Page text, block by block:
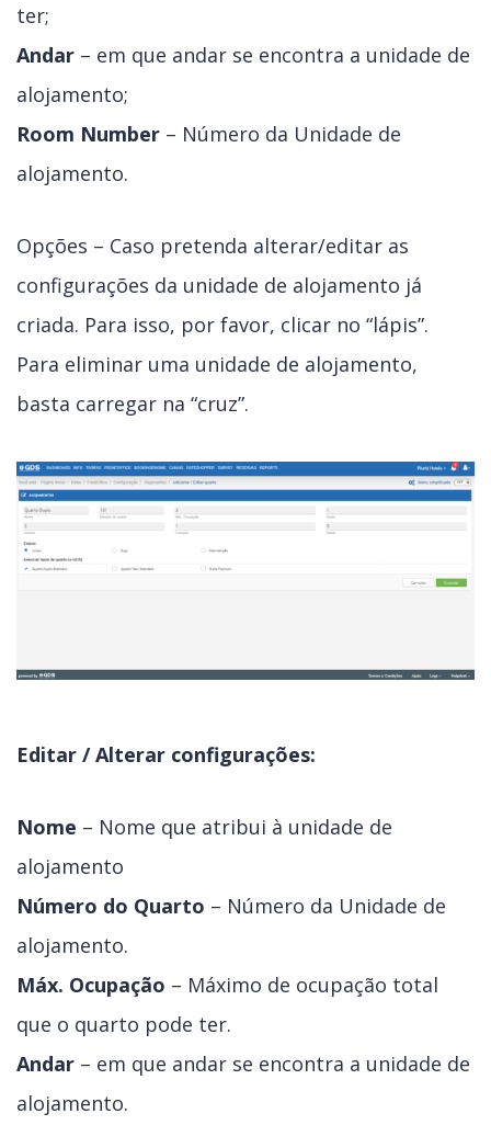
ter;
Andar – em que andar se encontra a unidade de
alojamento;
Room Number – Número da Unidade de
alojamento.
Opções – Caso pretenda alterar/editar as
configurações da unidade de alojamento já
criada. Para isso, por favor, clicar no “lápis”.
Para eliminar uma unidade de alojamento,
basta carregar na “cruz”.
Editar / Alterar configurações:
Nome – Nome que atribui à unidade de
alojamento
Número do Quarto – Número da Unidade de
alojamento.
Máx. Ocupação – Máximo de ocupação total
que o quarto pode ter.
Andar – em que andar se encontra a unidade de
alojamento.